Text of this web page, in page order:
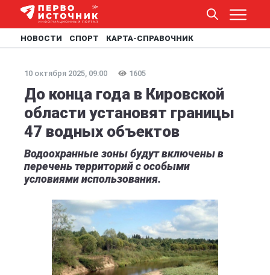
НОВОСТИ СПОРТ КАРТА-СПРАВОЧНИК
10 октября 2025, 09:00 1605
До конца года в Кировской
области установят границы
47 водных объектов
Водоохранные зоны будут включены в
перечень территорий с особыми
условиями использования.